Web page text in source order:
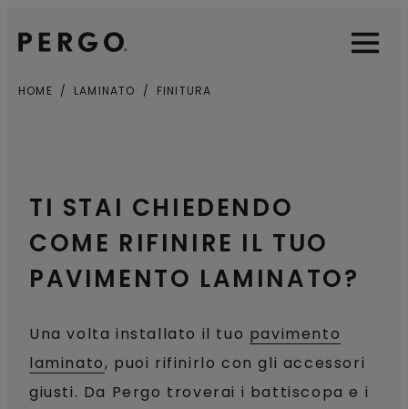
OpenOpen
HOME LAMINATO FINITURA
TI STAI CHIEDENDO
COME RIFINIRE IL TUO
PAVIMENTO LAMINATO?
Una volta installato il tuo pavimento
laminato, puoi rifinirlo con gli accessori
giusti. Da Pergo troverai i battiscopa e i